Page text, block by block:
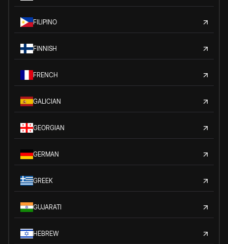
FILIPINO
FINNISH
FRENCH
GALICIAN
GEORGIAN
GERMAN
GREEK
GUJARATI
HEBREW